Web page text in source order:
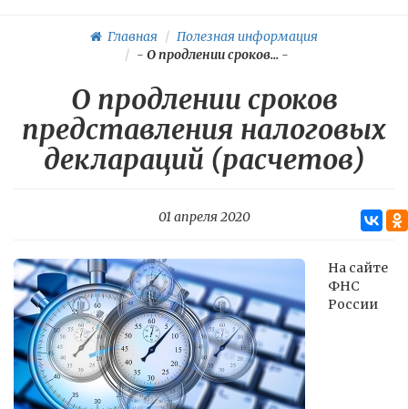
Главная
Полезная информация
- О продлении сроков...-
О продлении сроков
представления налоговых
деклараций (расчетов)
01 апреля 2020
На сайте
ФНС
России